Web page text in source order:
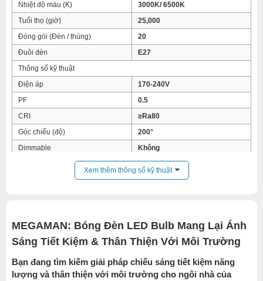
Nhiệt độ màu (K)
3000K/ 6500K
Tuổi thọ (giờ)
25,000
Đóng gói (Đèn / thùng)
20
Đuôi đèn
E27
Thông số kỹ thuật
Điện áp
170-240V
PF
0.5
CRI
≥Ra80
Góc chiếu (độ)
200°
Dimmable
Không
IP20
Xem thêm thông số kỹ thuật
MEGAMAN: Bóng Đèn LED Bulb Mang Lại Ánh
Sáng Tiết Kiệm & Thân Thiện Với Môi Trường
Bạn đang tìm kiếm giải pháp chiếu sáng tiết kiệm năng
lượng và thân thiện với môi trường cho ngôi nhà của